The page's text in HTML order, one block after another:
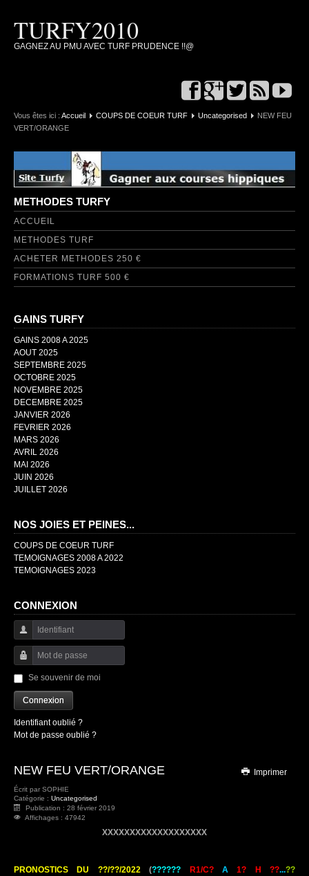
TURFY2010
GAGNEZ AU PMU AVEC TURF PRUDENCE !!@
Vous êtes ici : Accueil COUPS DE COEUR TURF Uncategorised
NEW FEU
VERT/ORANGE
METHODES TURFY
ACCUEIL
METHODES TURF
ACHETER METHODES 250 €
FORMATIONS TURF 500 €
GAINS TURFY
GAINS 2008 A 2025
AOUT 2025
SEPTEMBRE 2025
OCTOBRE 2025
NOVEMBRE 2025
DECEMBRE 2025
JANVIER 2026
FEVRIER 2026
MARS 2026
AVRIL 2026
MAI 2026
JUIN 2026
JUILLET 2026
NOS JOIES ET PEINES...
COUPS DE COEUR TURF
TEMOIGNAGES 2008 A 2022
TEMOIGNAGES 2023
CONNEXION
Identifiant
Mot de passe
Se souvenir de moi
Connexion
Identifiant oublié ?
Mot de passe oublié ?
Imprimer
NEW FEU VERT/ORANGE
Écrit par SOPHIE
Catégorie : Uncategorised
Publication : 28 février 2019
Affichages : 47942
XXXXXXXXXXXXXXXXXXX
PRONOSTICS DU ??/??/2022(?????? R1/C? A1? H ??...??